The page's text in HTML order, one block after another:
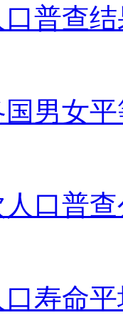
普查
男女
人口普
寿命